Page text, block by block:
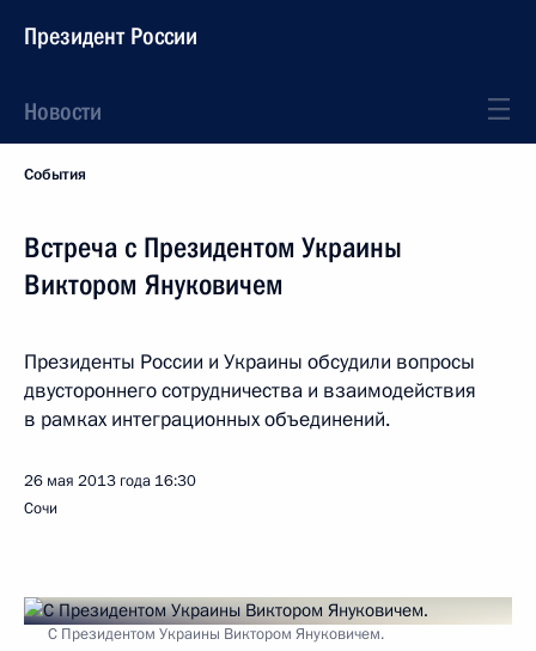
Президент России
Новости
События
Встреча с Президентом Украины
Виктором Януковичем
Президенты России и Украины обсудили вопросы
двустороннего сотрудничества и взаимодействия
в рамках интеграционных объединений.
26 мая 2013 года 16:30
Сочи
С Президентом Украины Виктором Януковичем.